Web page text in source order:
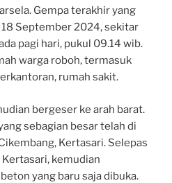
Gempa terakhir yang
September 2024, sekitar
pagi hari, pukul 09.14 wib.
warga roboh, termasuk
rumah sakit.
bergeser ke arah barat.
sebagian besar telah di
Kertasari. Selepas
kemudian
yang baru saja dibuka.